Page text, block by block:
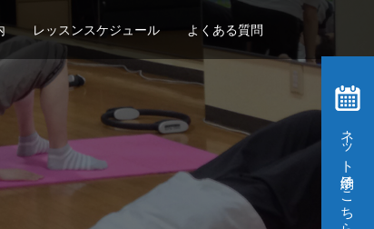
レッスンスケジュール よくある質問
ネット予約はこちら